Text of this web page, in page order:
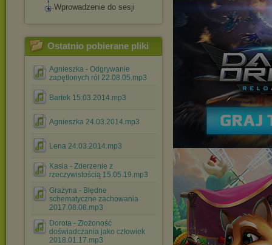
Wprowadzenie do sesji
Ostatnio pobierane pliki
Agnieszka - Odgrywanie
zapętlonych ról 22.08.05.mp3
Bartek 15.03.2014.mp3
Agnieszka 24.03.2014.mp3
Lena 24.03.2014.mp3
Kasia - Zderzenie z
rzeczywistością 15.05.19.mp3
Grażyna - Błędne
schematyczne zachowania
2017.08.08.mp3
Dorota - Złożoność
doświadczania jako człowiek
2018.01.17.mp3